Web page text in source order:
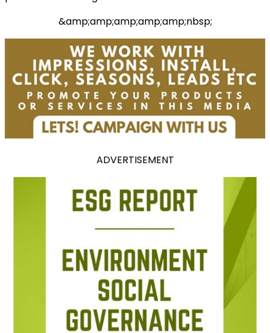
&amp;amp;amp;amp;amp;nbsp;
ADVERTISEMENT